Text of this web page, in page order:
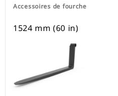
Accessoires de fourche
1524 mm (60 in)